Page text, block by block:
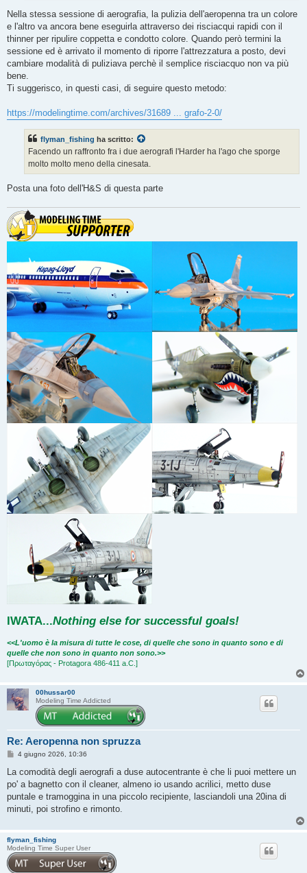
Nella stessa sessione di aerografia, la pulizia dell'aeropenna tra un colore
e l'altro va ancora bene eseguirla attraverso dei risciacqui rapidi con il
thinner per ripulire coppetta e condotto colore. Quando però termini la
sessione ed è arrivato il momento di riporre l'attrezzatura a posto, devi
cambiare modalità di puliziava perchè il semplice risciacquo non va più
bene.
Ti suggerisco, in questi casi, di seguire questo metodo:
https://modelingtime.com/archives/31689 ... grafo-2-0/
flyman_fishing ha scritto:
Facendo un raffronto fra i due aerografi l'Harder ha l'ago che sporge
molto molto meno della cinesata.
Posta una foto dell'H&S di questa parte
IWATA...Nothing else for successful goals!
<<L'uomo è la misura di tutte le cose, di quelle che sono in quanto sono e di
quelle che non sono in quanto non sono.>>
[Πρωταγόρας - Protagora 486-411 a.C.]
00hussar00
Modeling Time Addicted
Re: Aeropenna non spruzza
M
s
a
g
i
4 giugno 2026, 10:36
La comodità degli aerografi a duse autocentrante è che li puoi mettere un
po' a bagnetto con il cleaner, almeno io usando acrilici, metto duse
puntale e tramoggina in una piccolo recipiente, lasciandoli una 20ina di
minuti, poi strofino e rimonto.
flyman_fishing
Modeling Time Super User